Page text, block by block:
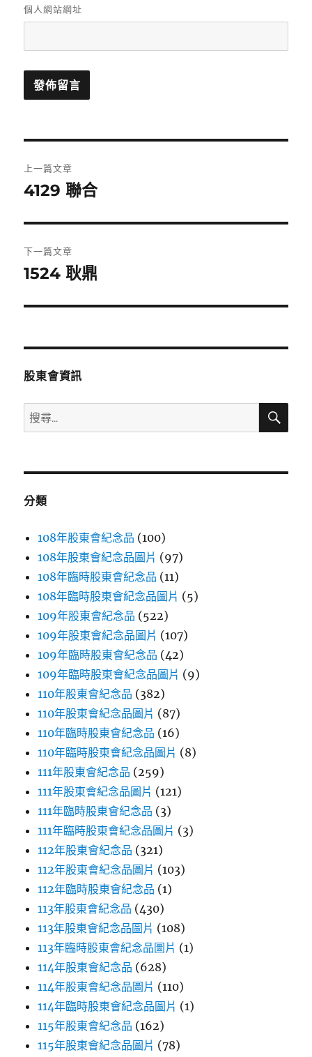
個人網站網址
章
覽
上一篇文章
上
篇
文
章:
4129 聯合
下一篇文章
下
篇
章:
1524 耿鼎
股東會資訊
搜
尋
鍵
搜
分類
108年股東會紀念品 (100)
108年股東會紀念品圖片 (97)
108年臨時股東會紀念品 (11)
108年臨時股東會紀念品圖片 (5)
109年股東會紀念品 (522)
109年股東會紀念品圖片 (107)
109年臨時股東會紀念品 (42)
109年臨時股東會紀念品圖片 (9)
110年股東會紀念品 (382)
110年股東會紀念品圖片 (87)
110年臨時股東會紀念品 (16)
110年臨時股東會紀念品圖片 (8)
111年股東會紀念品 (259)
111年股東會紀念品圖片 (121)
111年臨時股東會紀念品 (3)
111年臨時股東會紀念品圖片 (3)
112年股東會紀念品 (321)
112年股東會紀念品圖片 (103)
112年臨時股東會紀念品 (1)
113年股東會紀念品 (430)
113年股東會紀念品圖片 (108)
113年臨時股東會紀念品圖片 (1)
114年股東會紀念品 (628)
114年股東會紀念品圖片 (110)
114年臨時股東會紀念品圖片 (1)
115年股東會紀念品 (162)
115年股東會紀念品圖片 (78)